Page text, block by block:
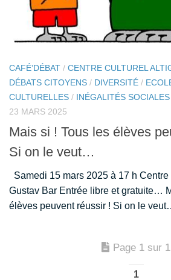
CAFÉ’DÉBAT / CENTRE CULTUREL
DÉBATS CITOYENS / DIVERSITÉ /
CULTURELLES / INÉGALITÉS SOCIALES
23 MARS 2025
Mais si ! Tous les élèves
Si on le veut…
Samedi 15 mars 2025 à 17 h
Gustav Bar Entrée libre et gratuite…
élèves peuvent réussir ! Si on le
Page 1 sur 1
1